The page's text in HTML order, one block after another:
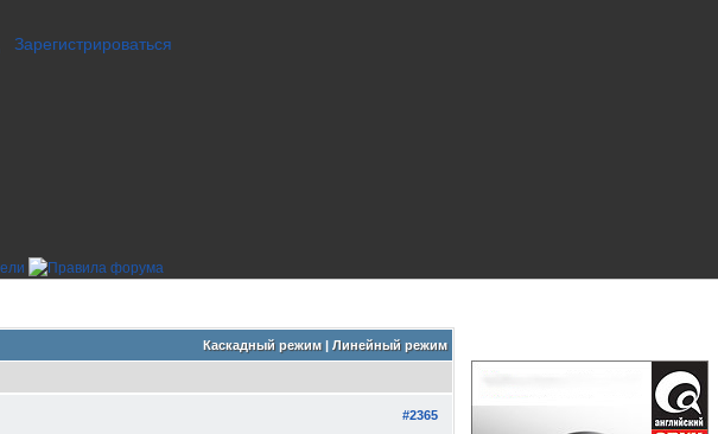
Зарегистрироваться
Каскадный режим| Линейный режим
#2365